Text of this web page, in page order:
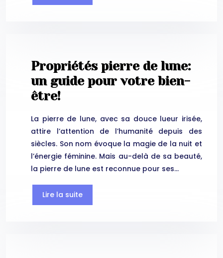
Propriétés pierre de lune:
un guide pour votre bien-
être!
La pierre de lune, avec sa douce lueur irisée,
attire l’attention de l’humanité depuis des
siècles. Son nom évoque la magie de la nuit et
l’énergie féminine. Mais au-delà de sa beauté,
la pierre de lune est reconnue pour ses…
Lire la suite